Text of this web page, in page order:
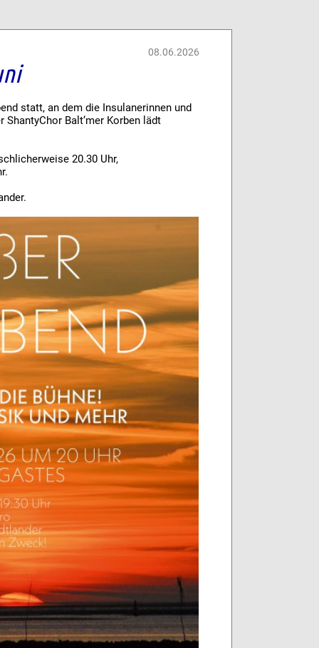
08.06.2026
statt, an dem die Insulanerinnen und
Balt‘mer Korben lädt
20.30 Uhr,